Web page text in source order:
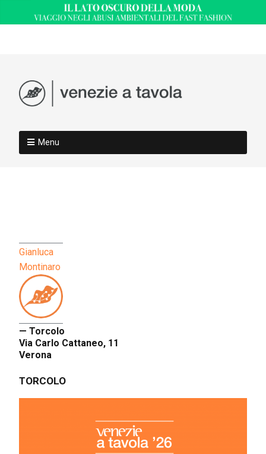
Menu
Gianluca
Montinaro
— Torcolo
Via Carlo Cattaneo, 11
Verona
TORCOLO